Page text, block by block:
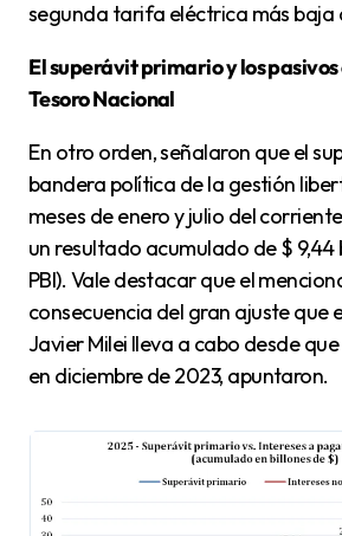
segunda tarifa eléctrica más baja
El superávit primario y los pasivos ocultos del
Tesoro Nacional
En otro orden, señalaron que el superávit primario,
bandera política de la gestión
meses de enero y julio del
un resultado acumulado de $ 9,44
PBI). Vale destacar que el
consecuencia del gran ajuste que
Javier Milei lleva a cabo desde
en diciembre de 2023, apuntaron.